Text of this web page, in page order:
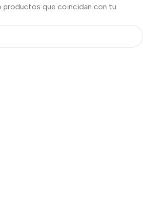
productos que coincidan con tu